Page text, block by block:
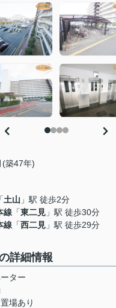
(築47年)
「土山 」駅 徒歩2分
線 「東二見 」駅 徒歩30分
線 「西二見 」駅 徒歩29分
詳細情報
ター
場あり